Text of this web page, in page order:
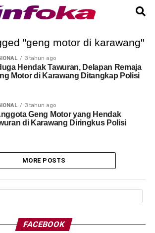
"geng motor di karawang"
3 tahun ago
Hendak Tawuran, Delapan Remaja
Motor di Karawang Ditangkap Polisi
3 tahun ago
Geng Motor yang Hendak
di Karawang Diringkus Polisi
MORE POSTS
FACEBOOK